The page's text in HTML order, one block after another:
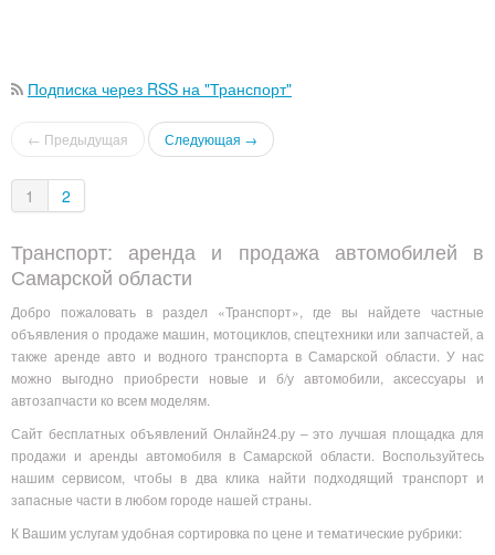
Подписка через RSS на "Транспорт"
← Предыдущая Следующая →
1 2
Транспорт: аренда и продажа автомобилей в
Самарской области
Добро пожаловать в раздел «Транспорт», где вы найдете частные
объявления о продаже машин, мотоциклов, спецтехники или запчастей, а
также аренде авто и водного транспорта в Самарской области. У нас
можно выгодно приобрести новые и б/у автомобили, аксессуары и
автозапчасти ко всем моделям.
Сайт бесплатных объявлений Онлайн24.ру – это лучшая площадка для
продажи и аренды автомобиля в Самарской области. Воспользуйтесь
нашим сервисом, чтобы в два клика найти подходящий транспорт и
запасные части в любом городе нашей страны.
К Вашим услугам удобная сортировка по цене и тематические рубрики: